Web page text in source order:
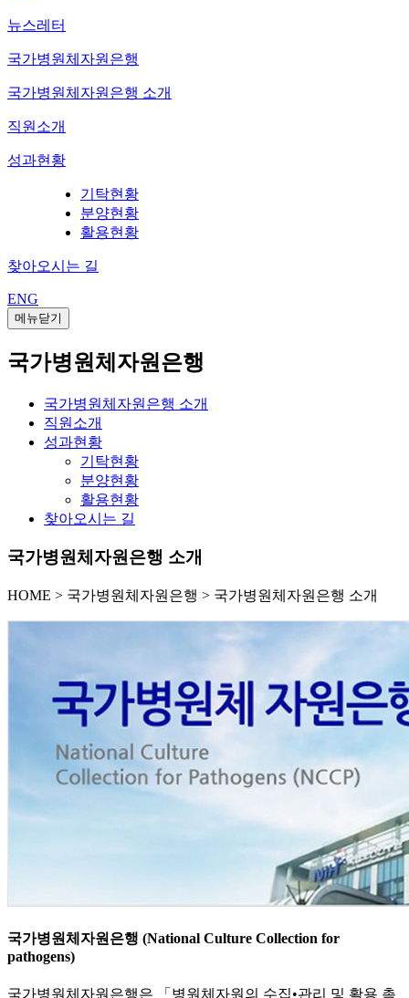
뉴스레터
국가병원체자원은행
국가병원체자원은행 소개
직원소개
성과현황
기탁현황
분양현황
활용현황
찾아오시는 길
ENG
메뉴닫기
국가병원체자원은행
국가병원체자원은행 소개
직원소개
성과현황
기탁현황
분양현황
활용현황
찾아오시는 길
국가병원체자원은행 소개
HOME > 국가병원체자원은행 > 국가병원체자원은행 소개
국가병원체자원은행 (National Culture Collection for
pathogens)
국가병원체자원은행은 「병원체자원의 수집•관리 및 활용 촉